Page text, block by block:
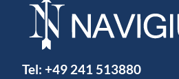
Tel: +49 241 513880